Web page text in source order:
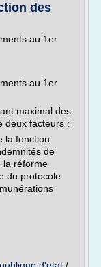
des
au 1er
au 1er
maximal des
deux facteurs :
la fonction
de
la réforme
du protocole